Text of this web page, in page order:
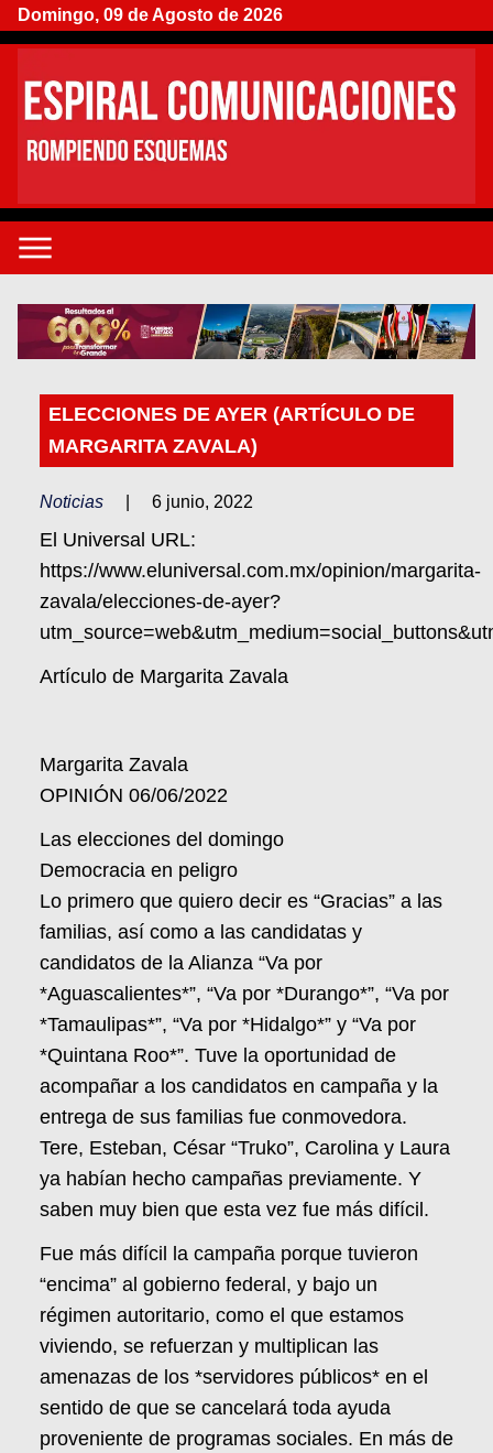
Domingo, 09 de Agosto de 2026
ELECCIONES DE AYER (ARTÍCULO DE
MARGARITA ZAVALA)
Noticias 6 junio, 2022
El Universal URL:
https://www.eluniversal.com.mx/opinion/margarita-
zavala/elecciones-de-ayer?
Artículo de Margarita Zavala
Margarita Zavala
OPINIÓN 06/06/2022
Las elecciones del domingo
Democracia en peligro
Lo primero que quiero decir es “Gracias” a las
familias, así como a las candidatas y
candidatos de la Alianza “Va por
*Aguascalientes*”, “Va por *Durango*”, “Va por
*Tamaulipas*”, “Va por *Hidalgo*” y “Va por
*Quintana Roo*”. Tuve la oportunidad de
acompañar a los candidatos en campaña y la
entrega de sus familias fue conmovedora.
Tere, Esteban, César “Truko”, Carolina y Laura
ya habían hecho campañas previamente. Y
saben muy bien que esta vez fue más difícil.
Fue más difícil la campaña porque tuvieron
“encima” al gobierno federal, y bajo un
régimen autoritario, como el que estamos
viviendo, se refuerzan y multiplican las
amenazas de los *servidores públicos* en el
sentido de que se cancelará toda ayuda
proveniente de programas sociales. En más de